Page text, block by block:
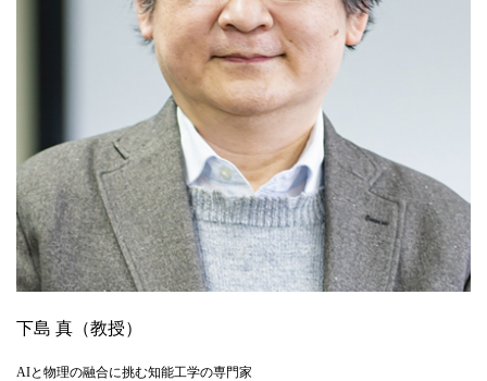
下島 真（教授）
AIと物理の融合に挑む知能工学の専門家